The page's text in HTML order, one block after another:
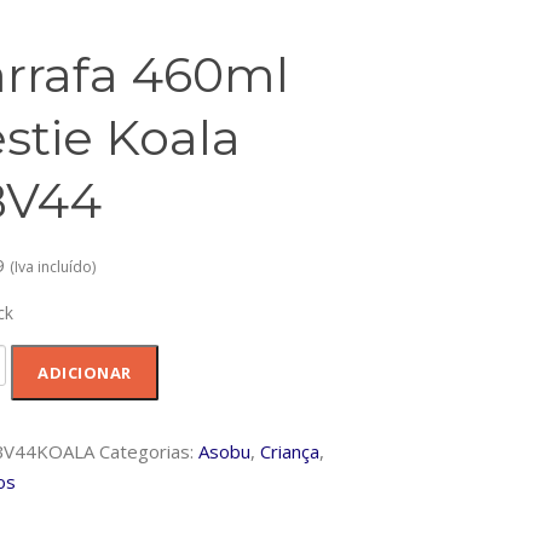
460ml
Koala
(Iva incluído)
ADICIONAR
Categorias: Asobu, Criança,